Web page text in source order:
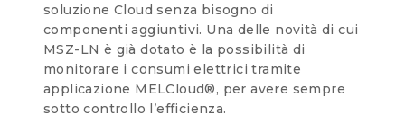
soluzione Cloud senza bisogno di
componenti aggiuntivi. Una delle novità di cui
MSZ-LN è già dotato è la possibilità di
monitorare i consumi elettrici tramite
applicazione MELCloud®, per avere sempre
sotto controllo l’efficienza.